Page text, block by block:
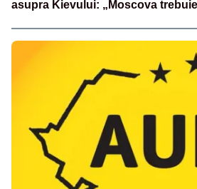
asupra Kievului: „Moscova